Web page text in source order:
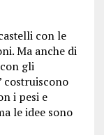
con le
Ma anche di
gli
costruiscono
i pesi e
le idee sono